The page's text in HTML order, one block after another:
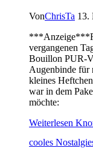
VonChrisTa 13.
vergangenen
Bouillon PUR-
Augenbinde für
kleines
war in dem
möchte:
Weiterlesen
cooles